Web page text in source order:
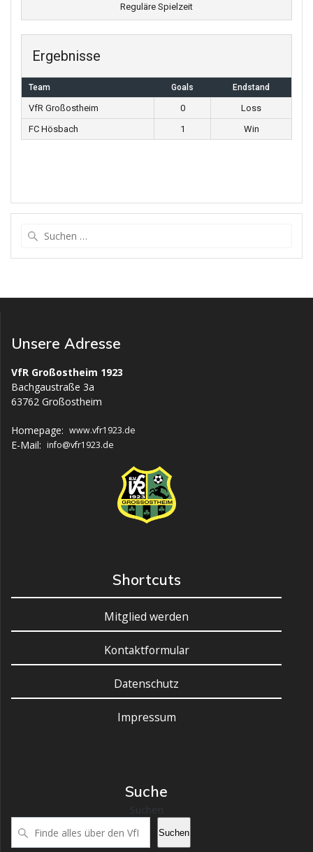
Reguläre Spielzeit
Ergebnisse
Team Goals Endstand
VfR Großostheim 0
Loss
FC Hösbach
1 Win
Unsere Adresse
VfR Großostheim 1923
Bachgaustraße 3a
63762 Großostheim
Homepage: www.vfr1923.de
E-Mail: info@vfr1923.de
Shortcuts
Mitglied werden
Kontaktformular
Datenschutz
Impressum
Suche
Suchen